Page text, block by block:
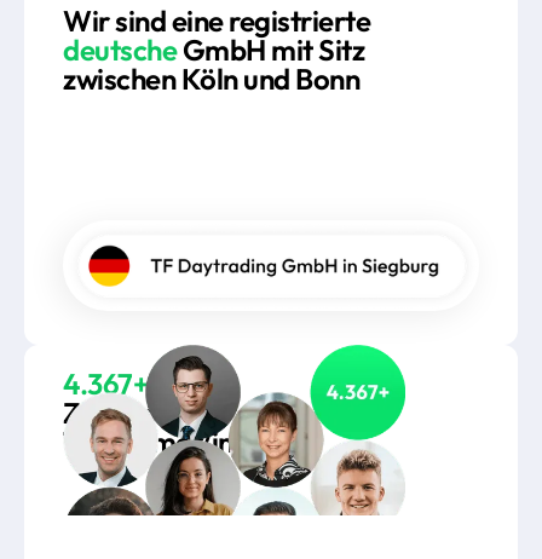
4.367+
Zufriedene
Teilnehmer/innen
Wir sind eine registrierte
deutscheGmbH mit Sitz
zwischen Köln und Bonn